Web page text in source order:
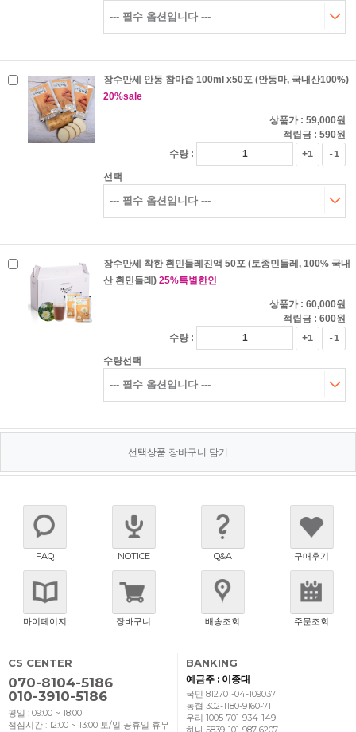
장수만세 안동 참마즙 100ml x50포 (안동마, 국내산100%)
20%sale
상품가 : 59,000원
적립금 : 590원
수량 :
+1
-1
선택
장수만세 착한 흰민들레진액 50포 (토종민들레, 100% 국내
산 흰민들레) 25%특별한인
상품가 : 60,000원
적립금 : 600원
수량 :
+1
-1
수량선택
선택상품 장바구니 담기
FAQ NOTICE Q&A 구매후기
마이페이지 장바구니 배송조회 주문조회
CS CENTER
070-8104-5186
010-3910-5186
평일 : 09:00 ~ 18:00
점심시간 : 12:00 ~ 13:00 토/일 공휴일 휴무
BANKING
예금주 : 이종대
국민 812701-04-109037
농협 302-1180-9160-71
우리 1005-701-934-149
하나 5839-101-987-6207